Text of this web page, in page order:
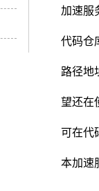
加速服
代码仓
路径地
望还在
可在代
本加速